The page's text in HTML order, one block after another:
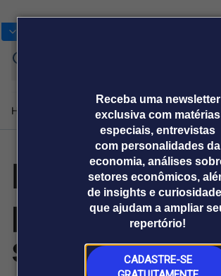
Receba uma newsletter
exclusiva com matérias
especiais, entrevistas
com personalidades da
economia, análises
setores econômicos,
de insights e
que ajudam a ampliar
repertório!
CADASTRE-SE
Home Produtos e soluçõesNotíciasBlog
Plataformas
Broadcast
Broadcast+
O mercado
financeiro em
tempo real
Sobre nós Releases
Prêmio Broadcast
Analistas
Prêmio
Empresas
Agências de
comunicação
Releases
El Niño
preparação
setor de